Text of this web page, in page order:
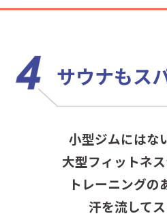
サウナもス
小型ジムにはな
大型フィットネ
トレーニングの
汗を流して